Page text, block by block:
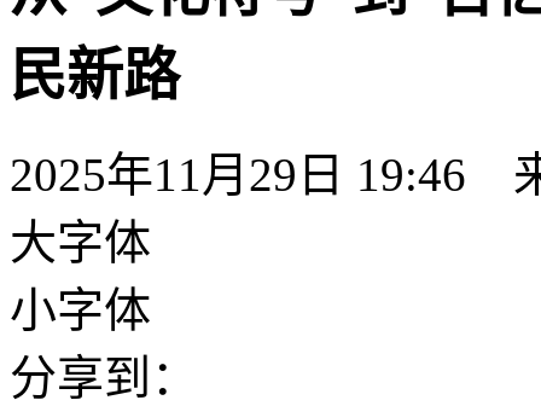
民新路
2025年11月29日 19:46
大字体
小字体
分享到：